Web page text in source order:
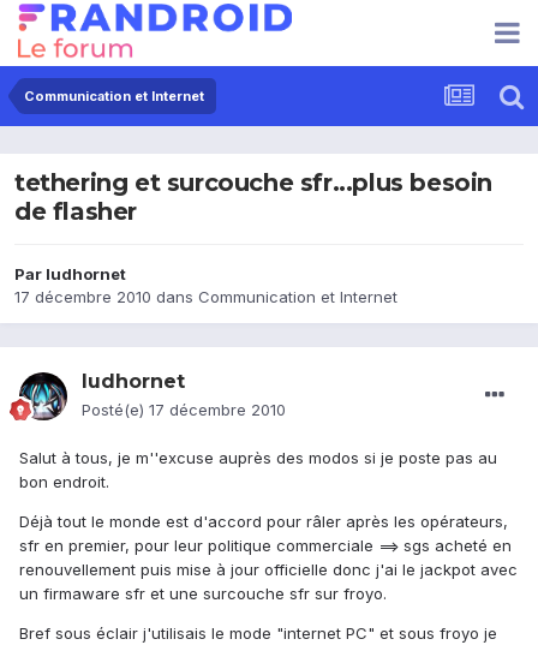
Communication et Internet
tethering et surcouche sfr...plus besoin
de flasher
Par ludhornet
17 décembre 2010 dans Communication et Internet
ludhornet
Posté(e) 17 décembre 2010
Salut à tous, je m''excuse auprès des modos si je poste pas au
bon endroit.
Déjà tout le monde est d'accord pour râler après les opérateurs,
sfr en premier, pour leur politique commerciale ==> sgs acheté en
renouvellement puis mise à jour officielle donc j'ai le jackpot avec
un firmaware sfr et une surcouche sfr sur froyo.
Bref sous éclair j'utilisais le mode "internet PC" et sous froyo je